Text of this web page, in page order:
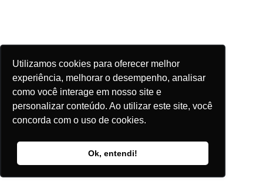
Utilizamos cookies para oferecer melhor
experiência, melhorar o desempenho, analisar
como você interage em nosso site e
personalizar conteúdo. Ao utilizar este site, você
concorda com o uso de cookies.
Ok, entendi!